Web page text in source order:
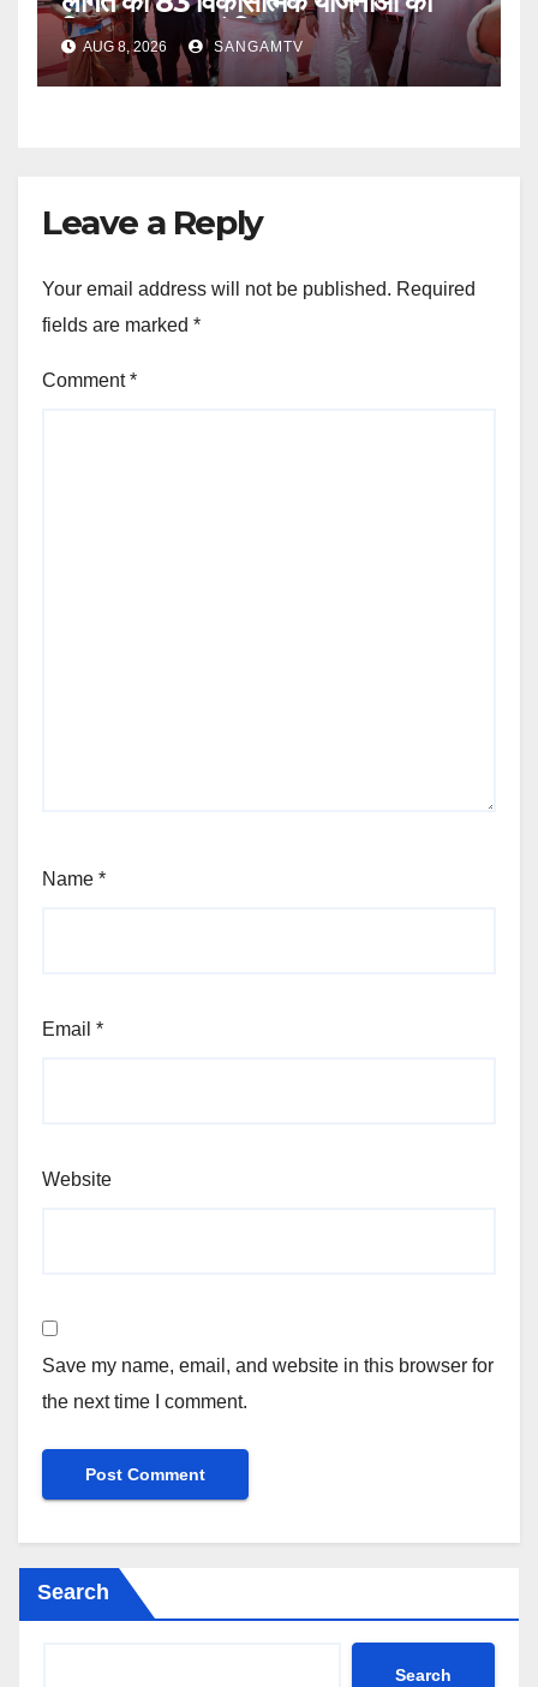
किया उद्घाटन एवं शिलान्यास
AUG 8, 2026 SANGAMTV
Leave a Reply
Your email address will not be published. Required
fields are marked *
Comment*
Name *
Email *
Website
Save my name, email, and website in this browser for
the next time I comment.
Search
Search